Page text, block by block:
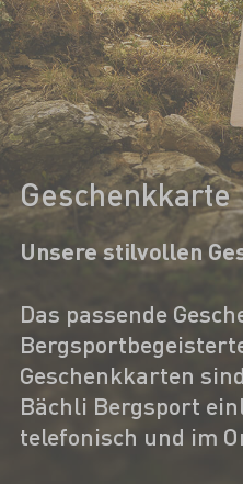
Geschenkkarte
Unsere stilvollen
Das passende
Geschenkkarten
Bächli Bergsport
telefonisch und im